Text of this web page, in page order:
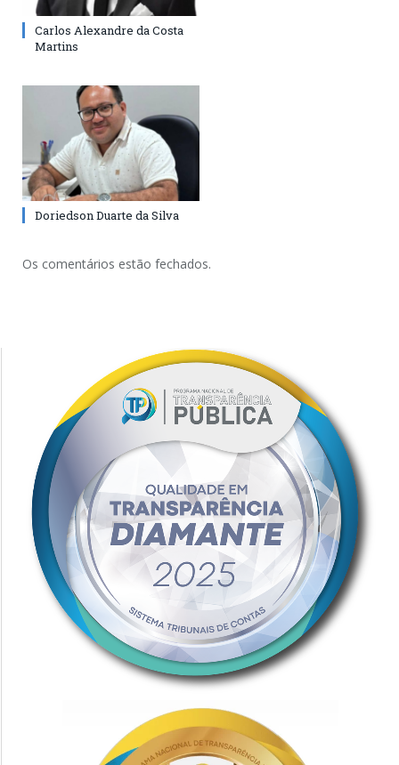
Carlos Alexandre da Costa
Martins
Doriedson Duarte da Silva
Os comentários estão fechados.